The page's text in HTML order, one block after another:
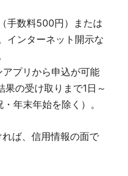
手数料500円）または
インターネット開示な
アプリから申込が可能
果の受け取りまで1日～
年末年始を除く）。
ば、信用情報の面で